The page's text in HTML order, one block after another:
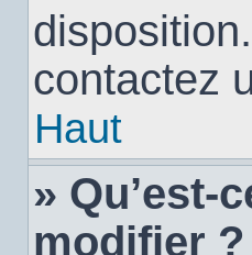
contactez
Haut
» Qu’est-
modifier ?